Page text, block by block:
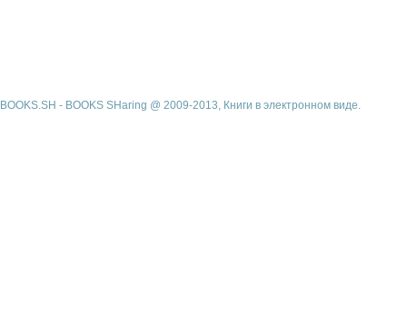
BOOKS.SH - BOOKS SHaring @ 2009-2013, Книги в электронном виде.